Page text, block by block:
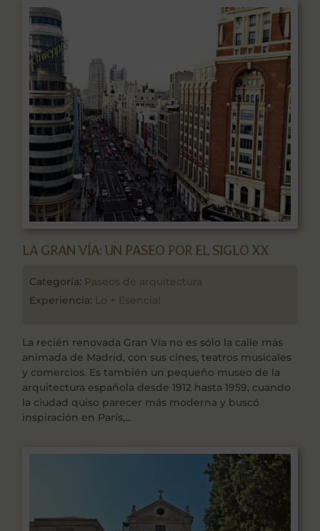
LA GRAN VÍA: UN PASEO POR EL SIGLO XX
Categoría: Paseos de arquitectura
Experiencia: Lo + Esencial
La recién renovada Gran Vía no es sólo la calle más
animada de Madrid, con sus cines, teatros musicales
y comercios. Es también un pequeño museo de la
arquitectura española desde 1912 hasta 1959, cuando
la ciudad quiso parecer más moderna y buscó
inspiración en París,...